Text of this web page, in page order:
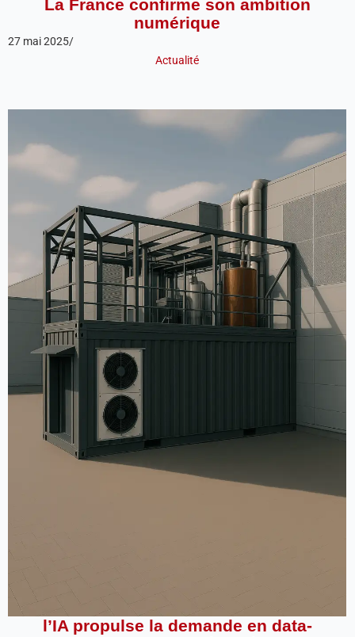
La France confirme son ambition
numérique
27 mai 2025/
Actualité
l’IA propulse la demande en data-